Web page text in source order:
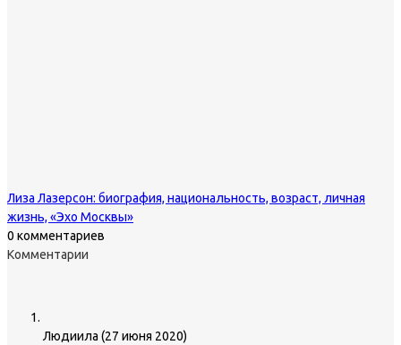
Лиза Лазерсон: биография, национальность, возраст, личная
жизнь, «Эхо Москвы»
0 комментариев
Комментарии
Людиила (27 июня 2020)